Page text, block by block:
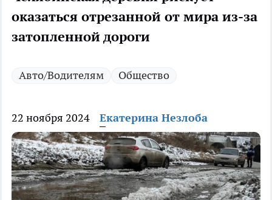
оказаться отрезанной от мира из-за
затопленной дороги
Авто/Водителям Общество
22 ноября 2024 Екатерина Незлоба